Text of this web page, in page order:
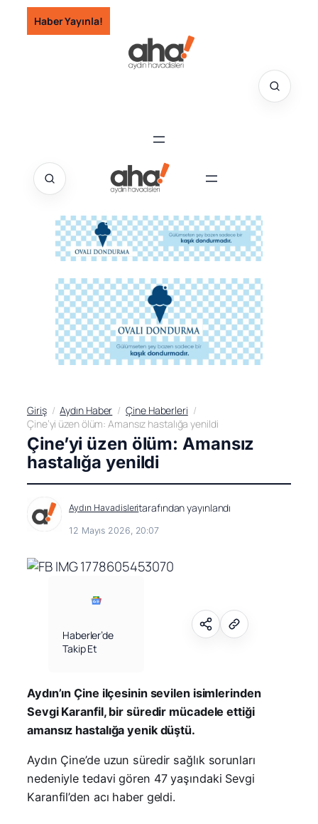
İçeriğe
geç
Haber Yayınla!
Giriş Aydın Haber
Çine Haberleri
Çine’yi üzen ölüm: Amansız hastalığa yenildi
Çine’yi üzen ölüm: Amansız
hastalığa yenildi
Aydın Havadisleritarafından yayınlandı
12 Mayıs 2026, 20:07
Haberler’de
Takip Et
Aydın’ın Çine ilçesinin sevilen isimlerinden
Sevgi Karanfil, bir süredir mücadele ettiği
amansız hastalığa yenik düştü.
Aydın Çine’de uzun süredir sağlık sorunları
nedeniyle tedavi gören 47 yaşındaki Sevgi
Karanfil’den acı haber geldi.